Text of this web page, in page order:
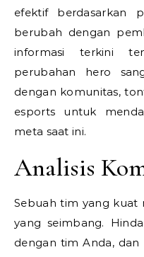
efektif berdasarkan
berubah dengan
informasi terkini
perubahan hero
dengan komunitas,
esports untuk
meta saat ini.
Analisis
Sebuah tim yang kuat
yang seimbang.
dengan tim Anda, dan